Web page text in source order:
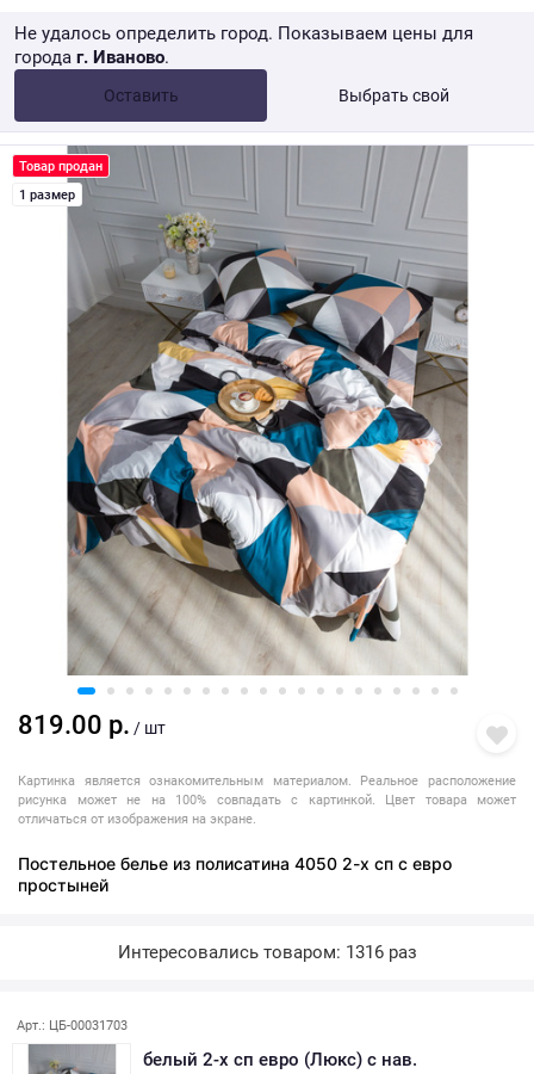
Не удалось определить город. Показываем цены для
города г. Иваново.
Оставить Выбрать свой
от 10 000 ₽ Розница → WB
Товар продан
1 размер
819.00 р. / шт
Картинка является ознакомительным материалом. Реальное расположение
рисунка может не на 100% совпадать с картинкой. Цвет товара может
отличаться от изображения на экране.
Постельное белье из полисатина 4050 2-х сп с евро
простыней
Интересовались товаром: 1316 раз
Арт.: ЦБ-00031703
белый 2-х сп евро (Люкс) с нав.